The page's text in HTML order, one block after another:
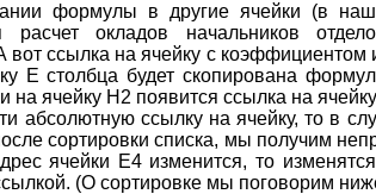
формулы в другие ячейки (в
расчет окладов начальников
вот ссылка на ячейку с коэффициентом
Е столбца будет скопирована
на ячейку Н2 появится ссылка на
абсолютную ссылку на ячейку, то в
сортировки списка, мы получим
ячейки Е4 изменится, то
(О сортировке мы поговорим